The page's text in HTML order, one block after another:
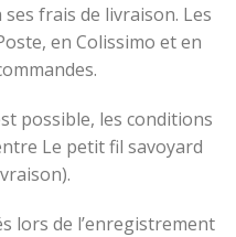
frais de livraison. Les
en Colissimo et en
possible, les conditions
Le petit fil savoyard
lors de l’enregistrement